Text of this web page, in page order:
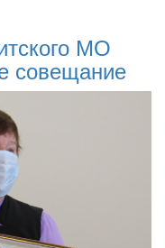
МО
совещание